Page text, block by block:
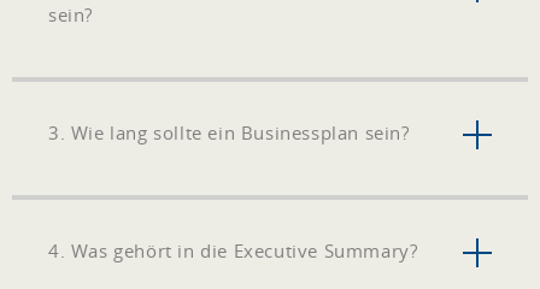
sein?
3. Wie lang sollte ein Businessplan sein?
4. Was gehört in die Executive Summary?